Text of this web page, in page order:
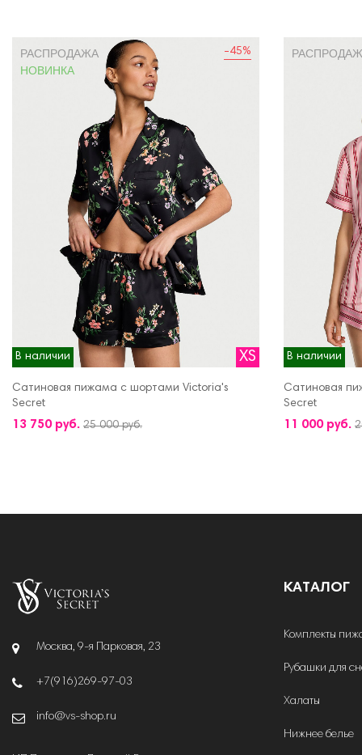
-45%
РАСПРОДАЖА
НОВИНКА
В наличии XS
Сатиновая пижама с шортами Victoria's
Secret
13 750 руб. 25 000 руб.
В наличии
Сатиновая
Secret
11 000 руб.
Москва, 9-я Парковая, 23
+7(916)269-97-03
info@vs-shop.ru
КАТАЛОГ
Комплекты
Рубашки для
Халаты
Нижнее белье